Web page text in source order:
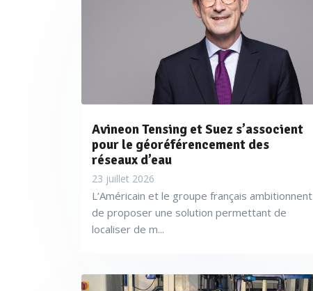
Avineon Tensing et Suez s’associent
pour le géoréférencement des
réseaux d’eau
23 juillet 2026
L’Américain et le groupe français ambitionnent
de proposer une solution permettant de
localiser de m...